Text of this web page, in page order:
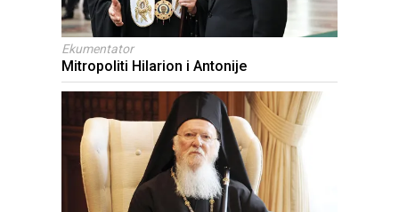
Ekumentator
Mitropoliti Hilarion i Antonije